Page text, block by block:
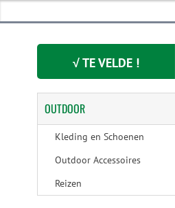
√ TE VELDE !
OUTDOOR
Kleding en Schoenen
Outdoor Accessoires
Reizen